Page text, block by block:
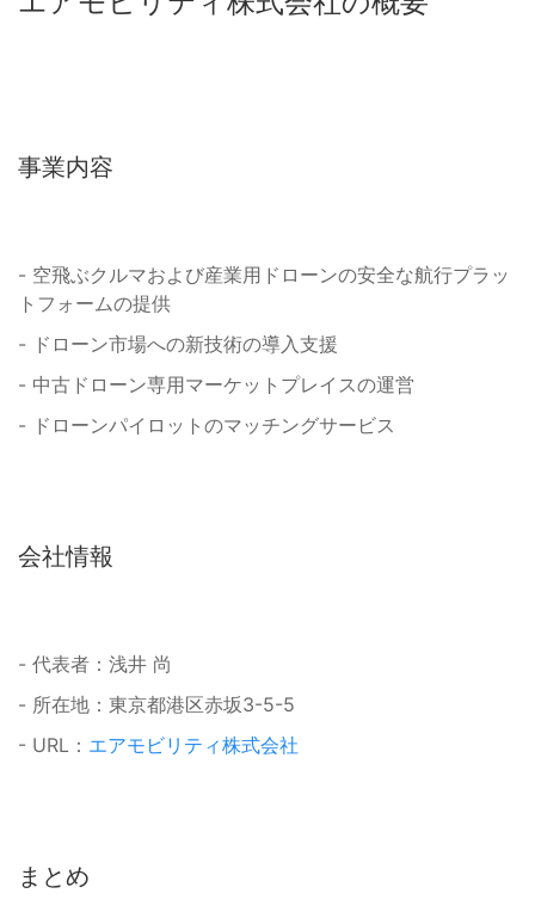
事業内容
- 空飛ぶクルマおよび産業用ドローンの安全な航行プラッ
トフォームの提供
- ドローン市場への新技術の導入支援
- 中古ドローン専用マーケットプレイスの運営
- ドローンパイロットのマッチングサービス
会社情報
- 代表者：浅井 尚
- 所在地：東京都港区赤坂3-5-5
- URL： エアモビリティ株式会社
まとめ